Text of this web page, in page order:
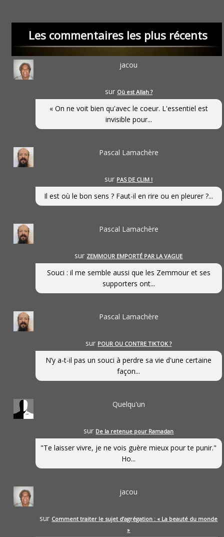
Les commentaires les plus récents
jacou
sur Où est Allah ?
« On ne voit bien qu'avec le coeur. L'essentiel est
invisible pour...
Pascal Lamachère
sur PAS DE CLIM !
Il est où le bon sens ? Faut-il en rire ou en pleurer ?...
Pascal Lamachère
sur ZEMMOUR EMPORTÉ PAR LA VAGUE
Souci : il me semble aussi que les Zemmour et ses
supporters ont...
Pascal Lamachère
sur POUR OU CONTRE TIKTOK ?
N’y a-t-il pas un souci à perdre sa vie d'une certaine
façon...
Quelqu'un
sur De la retenue pour Ramadan
"Te laisser vivre, je ne vois guère mieux pour te punir."
Ho...
jacou
sur Comment traiter le sujet d’agrégation : « La beauté du monde
»